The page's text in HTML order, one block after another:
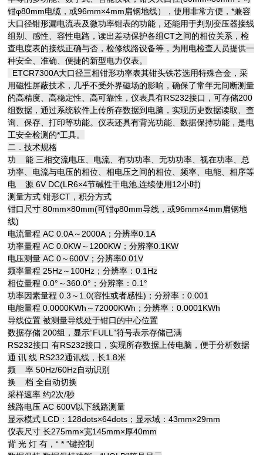
钳φ80mm电缆，或96mm×4mm扁钢地线），使用非常方便，*兼容
大口径钳形漏电流表及微功率钳表的功能，还能用于判别变压器接线
组别、感性、容性电路，读出差动保护各组CT之间的相位关系，检
查电度表的接线正确与否，检修线路设备等，为用电检查人员提供一
种安全、准确、便捷的新型电力仪表。
ETCR7300A大口径三相钳形功率表其钳头铁芯选用特殊合金，采
用磁性屏蔽技术，几乎不受外界磁场的影响，确保了常年无间断测量
的高精度、高稳定性、高可靠性，仪表具有RS232接口，可存储200
组数据，通过系统软件上传所存数据到电脑，实现历史数据读取、查
询、保存、打印等功能。仪表还具有背光功能、数据保持功能，是电
工安全检测的*工具。
二．技术规格
功 能 三相交流电压、电流、有功功率、无功功率、视在功率、总
功率、电流与电压的相位、相电压之间的相位、频率、电能、相序等
电 源 6V DC(LR6×4节碱性干电池,连续使用12小时)
测量方式 钳形CT，积分方式
钳口尺寸 80mm×80mm(可钳φ80mm导线，或96mm×4mm扁钢地
线)
电流量程 AC 0.0A～2000A；分辨率0.1A
功率量程 AC 0.0KW～1200KW；分辨率0.1KW
电压测量 AC 0～600V；分辨率0.01V
频率量程 25Hz～100Hz；分辨率：0.1Hz
相位量程 0.0°～360.0°；分辨率：0.1°
功率因素量程 0.3～1.0(容性或者感性)；分辨率：0.001
电能量程 0.0000KWh～72000KWh；分辨率：0.0001KWh
导线位置 被测量导线处于钳口的中心位置
数据存储 200组，显示“FULL”符号表示存储已满
RS232接口 有RS232接口，实现所存数据上传电脑，便于分析数据
通 讯 线 RS232通讯线，长1.8米
频 率 50Hz/60Hz自动识别
换 档 全自动切换
采样速率 约2次/秒
线路电压 AC 600V以下线路测量
显示模式 LCD：128dots×64dots；显示域：43mm×29mm
仪表尺寸 长275mm×宽145mm×厚40mm
背 光 灯 有，“ * ”键控制